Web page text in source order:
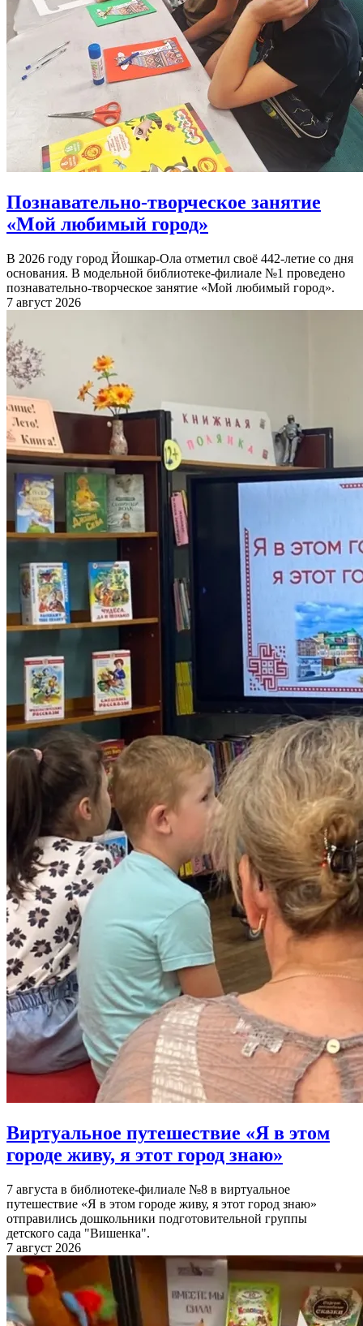
Познавательно-творческое занятие
«Мой любимый город»
В 2026 году город Йошкар-Ола отметил своё 442-летие со дня
основания. В модельной библиотеке-филиале №1 проведено
познавательно-творческое занятие «Мой любимый город».
7 август 2026
Виртуальное путешествие «Я в этом
городе живу, я этот город знаю»
7 августа в библиотеке-филиале №8 в виртуальное
путешествие «Я в этом городе живу, я этот город знаю»
отправились дошкольники подготовительной группы
детского сада "Вишенка".
7 август 2026